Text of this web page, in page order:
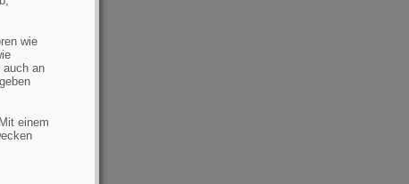
wie
auch an
einem